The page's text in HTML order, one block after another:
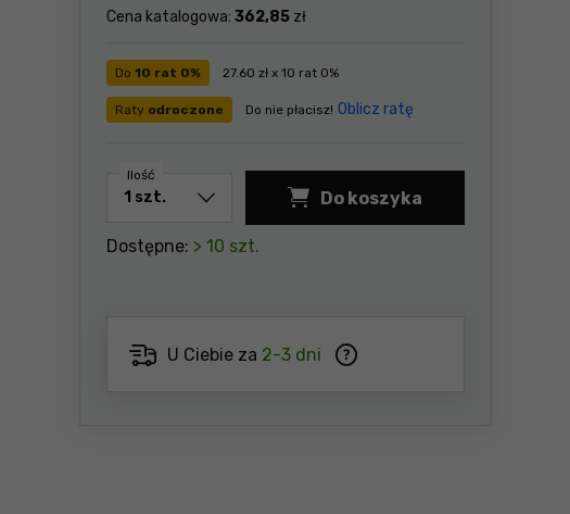
Cena katalogowa: 362,85 zł
Do 10 rat 0% 27.60 zł x 10 rat 0%
Raty odroczone Do nie płacisz! Oblicz ratę
Ilość
Do koszyka
Dostępne: > 10 szt.
U Ciebie za 2-3 dni